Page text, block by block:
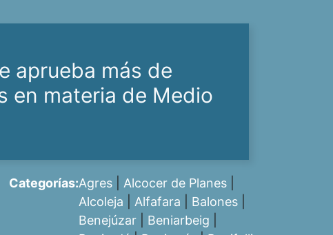
aprueba más de
en materia de Medio
Categorías:Agres |Alcocer de Planes
Alcoleja |Alfafara Balones
Benejúzar
Beniarbeig